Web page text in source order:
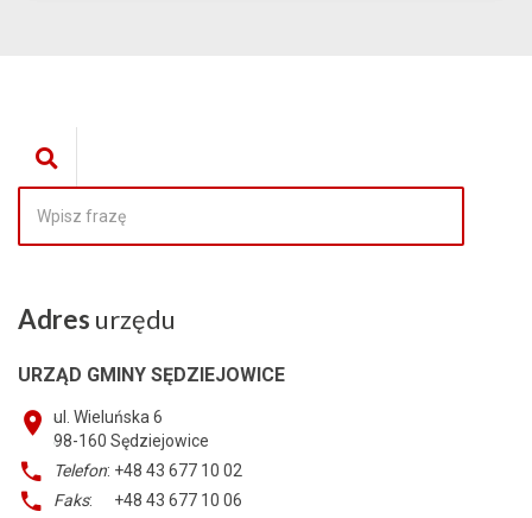
Adres urzędu
URZĄD GMINY SĘDZIEJOWICE
ul. Wieluńska 6
98-160 Sędziejowice
Telefon: +48 43 677 10 02
Faks: +48 43 677 10 06